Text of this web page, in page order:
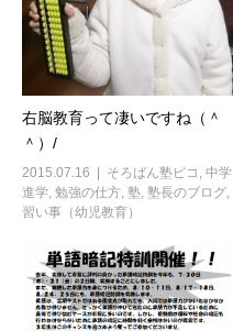
右脳教育って凄いですね（＾
＾）/
2015.07.16 そろばん塾ピコ , 中学
進学, 勉強の仕方, 塾, 塾長のブログ,
習い事（幼児教育）